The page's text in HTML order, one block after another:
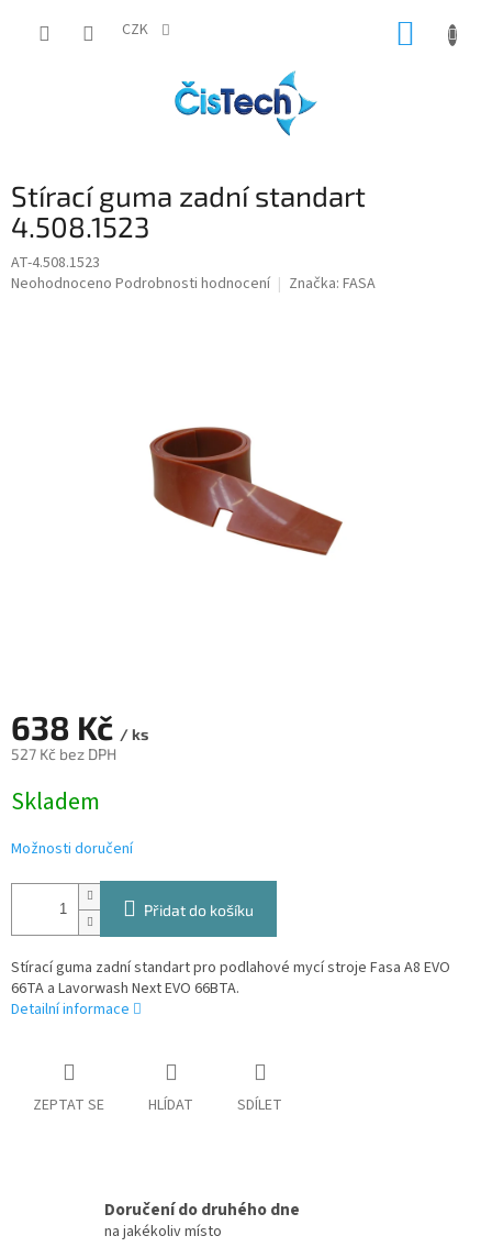
CZK
Stírací guma zadní standart
4.508.1523
AT-4.508.1523
Průměrné
Neohodnoceno Podrobnosti hodnocení Značka: FASA
638 Kč / ks
527 Kč bez DPH
cena:
Skladem
Možnosti doručení
Přidat do košíku
Stírací guma zadní standart pro podlahové mycí stroje Fasa A8 EVO
66TA a Lavorwash Next EVO 66BTA.
Detailní informace
ZEPTAT SE HLÍDAT SDÍLET
Doručení do druhého dne
na jakékoliv místo